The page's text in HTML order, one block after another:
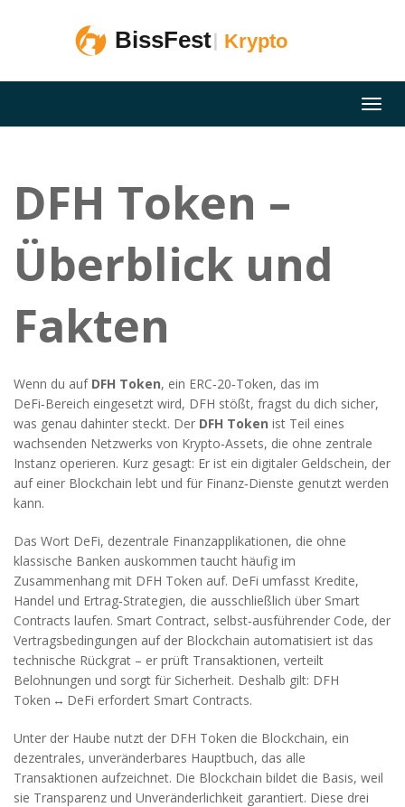
DFH Token –
Überblick und
Fakten
Wenn du auf DFH Token, ein ERC‑20‑Token, das im
DeFi‑Bereich eingesetzt wird, DFH stößt, fragst du dich sicher,
was genau dahinter steckt. Der DFH Token ist Teil eines
wachsenden Netzwerks von Krypto‑Assets, die ohne zentrale
Instanz operieren. Kurz gesagt: Er ist ein digitaler Geldschein, der
auf einer Blockchain lebt und für Finanz‑Dienste genutzt werden
kann.
Das Wort DeFi, dezentrale Finanzapplikationen, die ohne
klassische Banken auskommen taucht häufig im
Zusammenhang mit DFH Token auf. DeFi umfasst Kredite,
Handel und Ertrag‑Strategien, die ausschließlich über Smart
Contracts laufen. Smart Contract, selbst‑ausführender Code, der
Vertragsbedingungen auf der Blockchain automatisiert ist das
technische Rückgrat – er prüft Transaktionen, verteilt
Belohnungen und sorgt für Sicherheit. Deshalb gilt: DFH
Token ↔ DeFi erfordert Smart Contracts.
Unter der Haube nutzt der DFH Token die Blockchain, ein
dezentrales, unveränderbares Hauptbuch, das alle
Transaktionen aufzeichnet. Die Blockchain bildet die Basis, weil
sie Transparenz und Unveränderlichkeit garantiert. Diese drei